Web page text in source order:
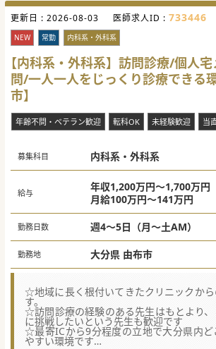
更新日 : 2026-08-03 医師求人ID : 733446
NEW 常勤 内科系・外科系
【内科系・外科系】訪問診療/個人
問/一人一人をじっくり診療できる
市】
年齢不問・ベテラン歓迎 転科OK 未経験歓迎 当
募集科目 内科系・外科系
給与
年収1,200万円～1,700万円
月給100万円～141万円
勤務日数 週4～5日（月～土AM）
勤務地 大分県 由布市
☆地域に長く根付いてきたクリニックか
す。
☆訪問診療の経験のある先生はもとより
に挑戦したいという先生も歓迎です
☆最寄ICから9分程度の立地で大分県内ど
やすい環境です